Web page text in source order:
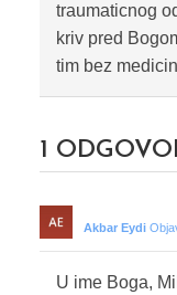
traumaticnog
kriv pred
tim bez
1
Akbar Eydi
U ime Boga,